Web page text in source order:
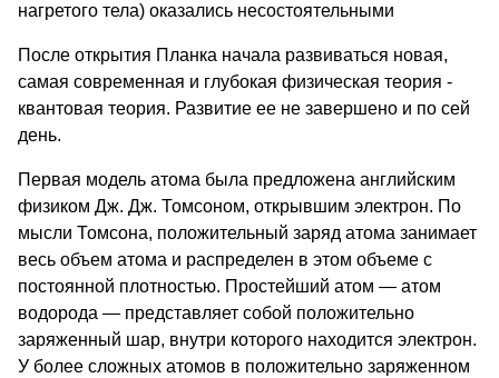
нагретого тела) оказались несостоятельными
После открытия Планка начала развиваться новая,
самая современная и глубокая физическая теория -
квантовая теория. Развитие ее не завершено и по сей
день.
Первая модель атома была предложена английским
физиком Дж. Дж. Томсоном, открывшим электрон. По
мысли Томсона, положительный заряд атома занимает
весь объем атома и распределен в этом объеме с
постоянной плотностью. Простейший атом — атом
водорода — представляет собой положительно
заряженный шар, внутри которого находится электрон.
У более сложных атомов в положительно заряженном